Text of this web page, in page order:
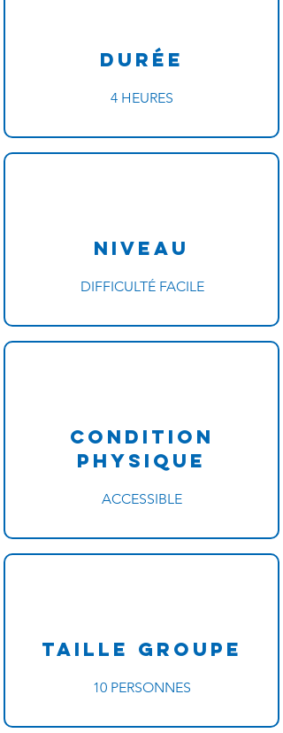
Durée
4 HEURES
Niveau
DIFFICULTÉ FACILE
Condition
physique
ACCESSIBLE
Taille Groupe
10 PERSONNES